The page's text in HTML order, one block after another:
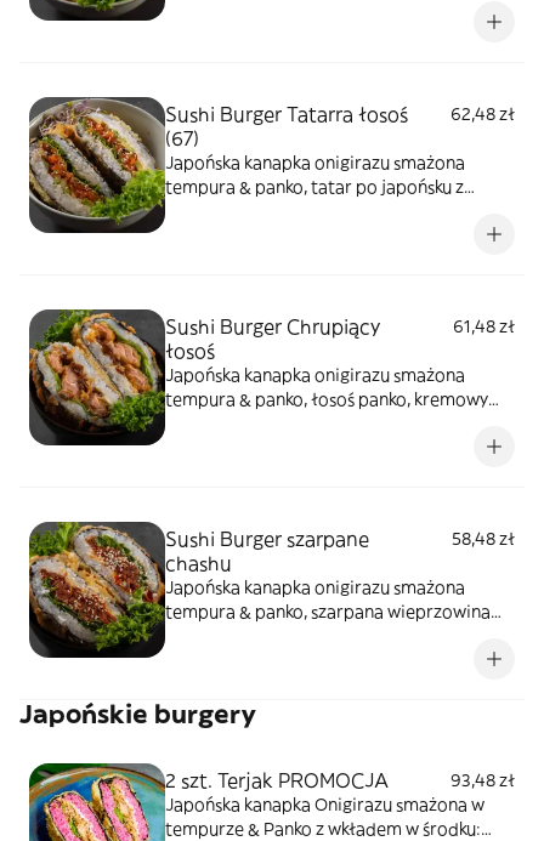
Sushi Burger Tatarra łosoś
(67)
62,48 zł
Japońska kanapka onigirazu smażona
tempura & panko, tatar po japońsku z
Sushi Burger Chrupiący
łosoś
61,48 zł
Japońska kanapka onigirazu smażona
tempura & panko, łosoś panko, kremowy
Sushi Burger szarpane
chashu
58,48 zł
Japońska kanapka onigirazu smażona
tempura & panko, szarpana wieprzowina
Japońskie burgery
2 szt. Terjak PROMOCJA
93,48 zł
Japońska kanapka Onigirazu smażona w
tempurze & Panko z wkładem w środku: